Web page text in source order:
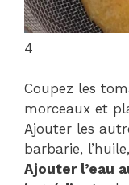
4
Coupez les
morceaux et
Ajouter les
barbarie,
Ajouter l’eau